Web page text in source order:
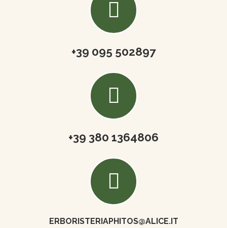
+39 095 502897
+39 380 1364806
ERBORISTERIAPHITOS@ALICE.IT